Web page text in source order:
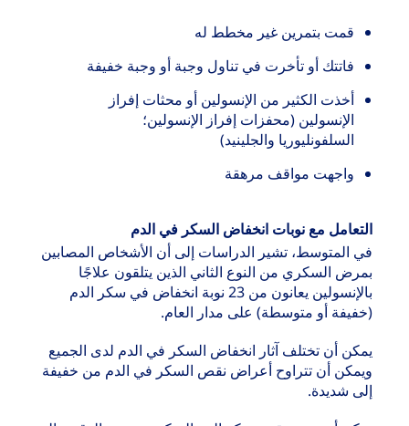
قمت بتمرين غير مخطط له
فاتتك أو تأخرت في تناول وجبة أو وجبة خفيفة
أخذت الكثير من الإنسولين أو محثات إفراز
الإنسولين (محفزات إفراز الإنسولين؛
السلفونليوريا والجلينيد)
واجهت مواقف مرهقة
التعامل مع نوبات انخفاض السكر في الدم
في المتوسط، تشير الدراسات إلى أن الأشخاص المصابين
بمرض السكري من النوع الثاني الذين يتلقون علاجًا
بالإنسولين يعانون من 23 نوبة انخفاض في سكر الدم
(خفيفة أو متوسطة) على مدار العام.
يمكن أن تختلف آثار انخفاض السكر في الدم لدى الجميع
ويمكن أن تتراوح أعراض نقص السكر في الدم من خفيفة
إلى شديدة.